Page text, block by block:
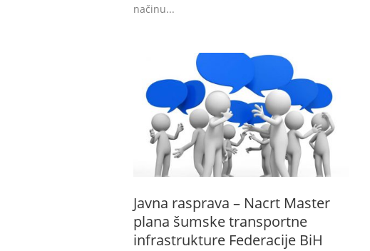
načinu...
Javna rasprava – Nacrt Master
plana šumske transportne
infrastrukture Federacije BiH